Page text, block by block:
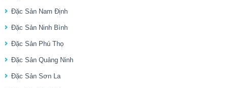
Đặc Sản Nam Định
Đặc Sản Ninh Bình
Đặc Sản Phú Thọ
Đặc Sản Quảng Ninh
Đặc Sản Sơn La